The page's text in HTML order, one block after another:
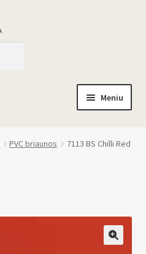
Meniu
PVC briaunos
7113 BS Chilli Red